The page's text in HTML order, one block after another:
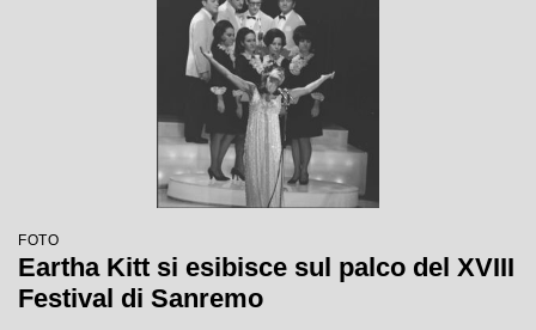
FOTO
Eartha Kitt si esibisce sul palco del XVIII
Festival di Sanremo